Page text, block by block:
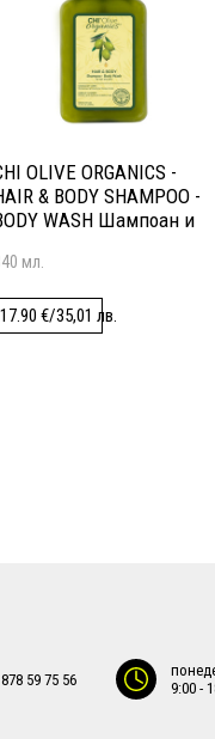
OLIVE ORGANICS -
& BODY SHAMPOO -
WASH Шампоан и
мл.
17.90 €/35,01 лв.
59 75 56
9:00 -